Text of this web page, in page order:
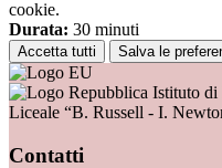
cookie.
Durata: 30 minuti
Accetta tutti Salva le
Istituto di
Liceale “B. Russell - I.
Contatti